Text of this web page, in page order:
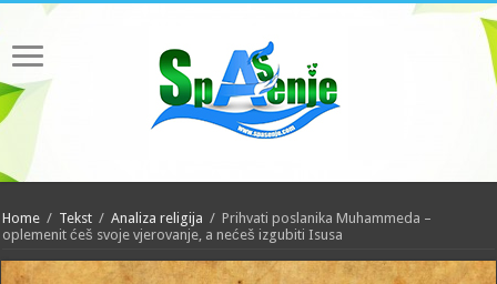
Home / Tekst / Analiza religija / Prihvati poslanika Muhammeda –
oplemenit ćeš svoje vjerovanje, a nećeš izgubiti Isusa